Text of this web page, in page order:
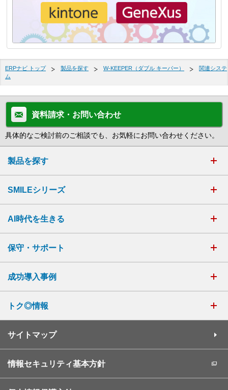
ERPナビ トップ 製品を探す W-KEEPER（ダブル キーパー）
関連システ
ム
資料請求・お問い合わせ
具体的なご検討前のご相談でも、お気軽にお問い合わせください。
製品を探す
SMILEシリーズ
AI時代を生きる
保守・サポート
成功導入事例
トク◎情報
サイトマップ
情報セキュリティ基本方針